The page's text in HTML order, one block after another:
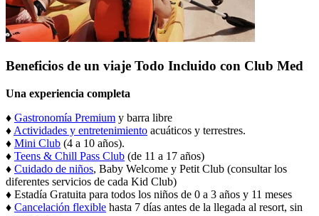
Beneficios de un viaje Todo Incluido con Club Med
Una experiencia completa
♦ Gastronomía Premium y barra libre
♦ Actividades y entretenimiento acuáticos y terrestres.
♦ Mini Club (4 a 10 años).
♦ Teens & Chill Pass Club (de 11 a 17 años)
♦ Cuidado de niños, Baby Welcome y Petit Club (consultar los
diferentes servicios de cada Kid Club)
♦ Estadía Gratuita para todos los niños de 0 a 3 años y 11 meses
♦ Cancelación flexible hasta 7 días antes de la llegada al resort, sin